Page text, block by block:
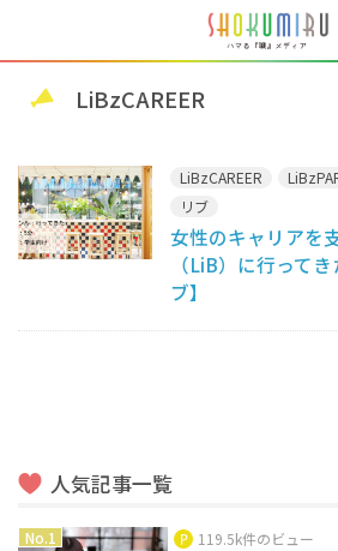
LiBzCAREER
LiBzCAREER
リブ
女性のキャリアを
（LiB）に行って
ブ】
人気記事一覧
119.5k件のビュー